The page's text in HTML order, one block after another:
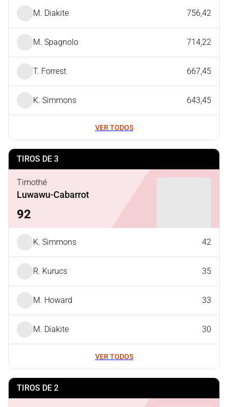
M. Diakite 756,42
M. Spagnolo 714,22
T. Forrest 667,45
K. Simmons 643,45
VER TODOS
TIROS DE 3
Timothé
Luwawu-Cabarrot
92
K. Simmons 42
R. Kurucs 35
M. Howard 33
M. Diakite 30
VER TODOS
TIROS DE 2